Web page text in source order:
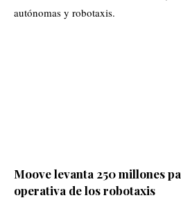
Moove levanta 250 millones
operativa de los robotaxis